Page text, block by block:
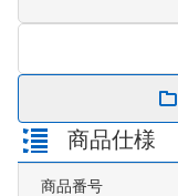
商品仕様
商品番号